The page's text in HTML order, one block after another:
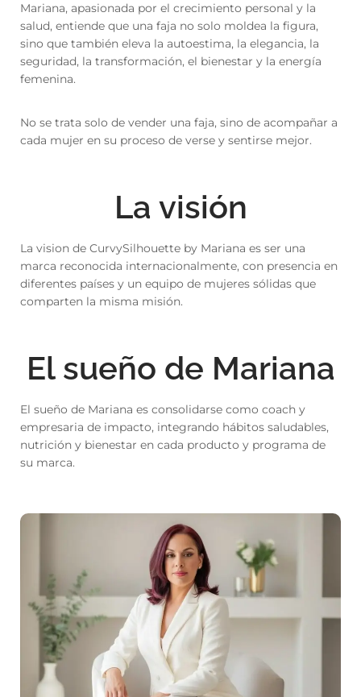
Privacy Policy
Sitemap
Blog
Forums
Mariana, apasionada por el crecimiento personal y la
salud, entiende que una faja no solo moldea la figura,
sino que también eleva la autoestima, la elegancia, la
seguridad, la transformación, el bienestar y la energía
femenina.
No se trata solo de vender una faja, sino de acompañar a
cada mujer en su proceso de verse y sentirse mejor.
La visión
La vision de CurvySilhouette by Mariana es ser una
marca reconocida internacionalmente, con presencia en
diferentes países y un equipo de mujeres sólidas que
comparten la misma misión.
El sueño de Mariana
El sueño de Mariana es consolidarse como coach y
empresaria de impacto, integrando hábitos saludables,
nutrición y bienestar en cada producto y programa de
su marca.